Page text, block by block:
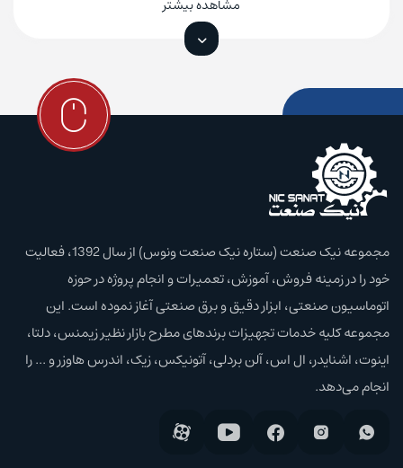
مجموعه نیک صنعت (ستاره نیک صنعت ونوس) از سال 1392، فعالیت
خود را در زمینه فروش، آموزش،‌ تعمیرات و انجام پروژه در حوزه
اتوماسیون صنعتی، ابزار دقیق و برق صنعتی آغاز نموده است. این
مجموعه کلیه خدمات تجهیزات برند‌های مطرح بازار نظیر زیمنس، دلتا،
اینوت، اشنایدر، ال اس، آلن بردلی، آتونیکس، زیک، اندرس هاوزر و ... را
انجام می‌دهد.